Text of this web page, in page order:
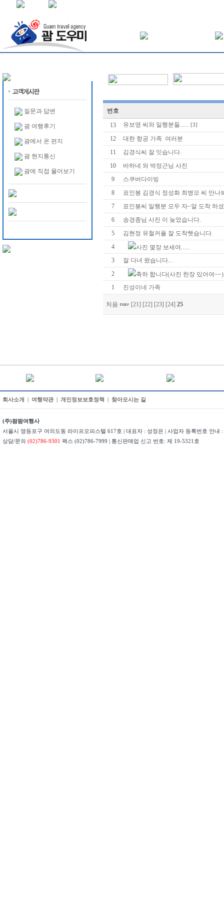
질문과 답변
괌 여행후기
괌에서 온 편지
괌 현지통신
괌에 직접 물어보기
번호
13 유보영 씨와 일행분들...... [3]
12
대한 항공 가족 여러분
11
김경식씨 잘 잇습니다.
10
바하네 와 박정근님 사진
9
스쿠버다이빙
8
표인봉 김경식 정성화 최병모 씨 만나
7
표인봉씨 일행분 모두 자~알 도착 하
6
송경종님 사진 이 늦었습니다.
5
김현정 유철커플 잘 도착햇습니다.
4
사진 몇장 보세여......
3
잘 다녀 왔습니다...
2
축하 합니다(사진 한장 있어여~~)
1
진성이네 가족
처음 [21] [22] [23] [24] 25
회사소개 여행약관| 개인정보보호정책 찾아오시는 길
(주)팜팜여행사
서울시 영등포구 여의도동 라이프오피스텔 617호 | 대표자 : 성정은 | 사업자 등록번호 안내
상담/문의 (02)786-9301 팩스 (02)786-7999 | 통신판매업 신고 번호: 제 19-5321호